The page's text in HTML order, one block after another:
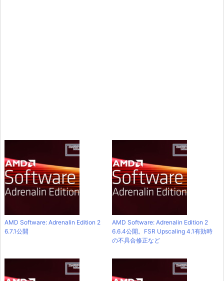
AMD Software: Adrenalin Edition 2
6.7.1公開
AMD Software: Adrenalin Edition 2
6.6.4公開。FSR Upscaling 4.1有効時
の不具合修正など